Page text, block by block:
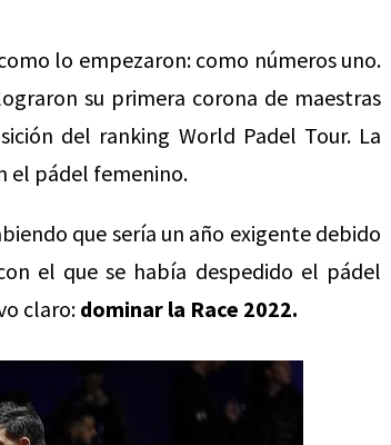
lo empezaron: como números uno.
su primera corona de maestras
del ranking World Padel Tour. La
el pádel femenino.
que sería un año exigente debido
el que se había despedido el pádel
claro: dominar la Race 2022.